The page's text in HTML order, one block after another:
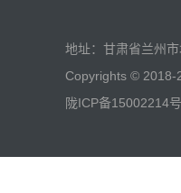
地址：甘肃省兰州
Copyrights © 2018-
陇ICP备15002214号